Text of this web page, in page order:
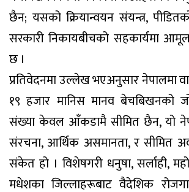
छैन; यसको क्रियान्वयन संयन्त्र,
सरकारी निकायबीचको सहकार्यमा
छ ।
प्रतिवेदनमा उल्लेख भएअनुसार नेपालमा
१९ हजार मानिस मानव बेचबिखनको
संख्या केवल आँकडामै सीमित छैन, यो
संरचना, आर्थिक असमानता, र सीमित
संकेत हो । विशेषगरी धनुषा, सर्लाही,
मधेशका जिल्लाहरूबाट वैदेशिक